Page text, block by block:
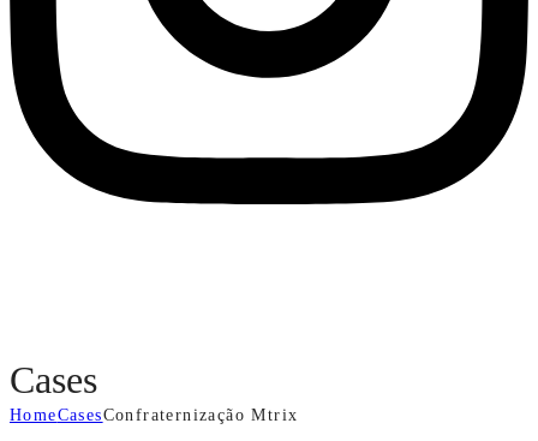
Cases
HomeCasesConfraternização Mtrix